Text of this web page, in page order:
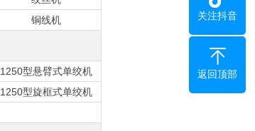
铜线机
1250型悬臂式单绞机
1250型旋框式单绞机
关注抖音
返回顶部